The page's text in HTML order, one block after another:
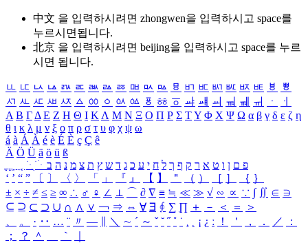
中文 을 입력하시려면 zhongwen을 입력하시고 space를
누르시면됩니다.
北京 을 입력하시려면 beijing을 입력하시고 space를 누르
시면 됩니다.
ㅥ ㅦ ㅧ ㅨ ㅩ ㅪ ㅫ ㅬ ㅭ ㅮ ㅯ ㅰ ㅱ ㅲ ㅳ ㅴ ㅵ ㅶ ㅷ ㅸ
ㅹ
ㅺ ㅻ ㅼ ㅽ ㅾ ㅿ ㆀ ㆁ ㆂ ㆃ ㆄ ㆅ ㆆ ㆇ ㆈ ㆉ ㆊ ㆋ ㆌ ㆍ
ㆎ
Α Β ΓΔ Ε Ζ Η Θ Ι ΚΛ Μ Ν Ξ Ο Π Ρ Σ ΤΥ Φ Χ Ψ Ω α β γ δ ε ζ η
θ ι κ λ μ ν ξ ο π ρ σ τ υ φ χ ψ ω
á à Á À é è É È ç Ç ê
Ä Ö Ü ä ö ü ß
ִֶֹ ֻּ ׁׂ פ ם ן ו ט א ר ק ף ך ל ח י ע כ ג ד ש ץ ת צ מ נ ה ב
‘ ’ “ ” 〔 〕 〈 〉 「 」 『 』 【 】 ＂ （ ） ［ ］ ｛ ｝
± × ÷ ≠ ≤ ≥ ∞ ∴ ♂ ♀ ∠ ⊥ ⌒ ∂ ∇ ≡ ≒ ≪ ≫ √ ∽ ∝ ∵ ∫ ∬ ∈ ∋
⊆ ⊇ ⊂ ⊃ ∪ ∩ ∧ ∨ ￢ ⇒ ⇔ ∀ ∃ ∮ ∑ ∏ ＋ － ＜ ＝
＞
、
。 · ‥ … ¨ 〃 ― ＼ ∼ ´ ～ ˇ ˘ ˝ ˚ ˙ ¸ ¡ ¿ ː ！ ＇ ， ． ／
：
；
？ ＾ ｀